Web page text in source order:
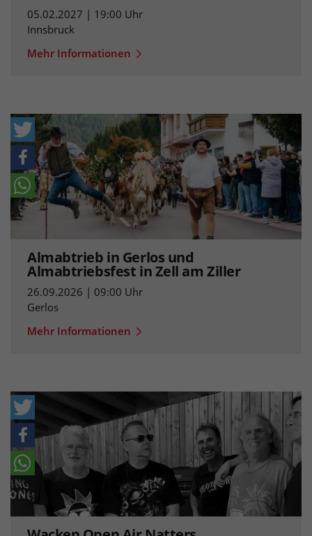
05.02.2027 | 19:00 Uhr
Innsbruck
Mehr Informationen
Almabtrieb in Gerlos und
Almabtriebsfest in Zell am Ziller
26.09.2026 | 09:00 Uhr
Gerlos
Mehr Informationen